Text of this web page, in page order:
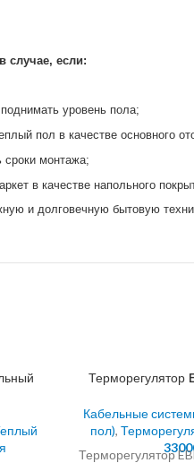
случае, если:
уровень пола;
пол в качестве основного
монтажа;
в качестве напольного
и долговечную бытовую
Терморегулятор
Кабельные
пол),
Терморегулятор